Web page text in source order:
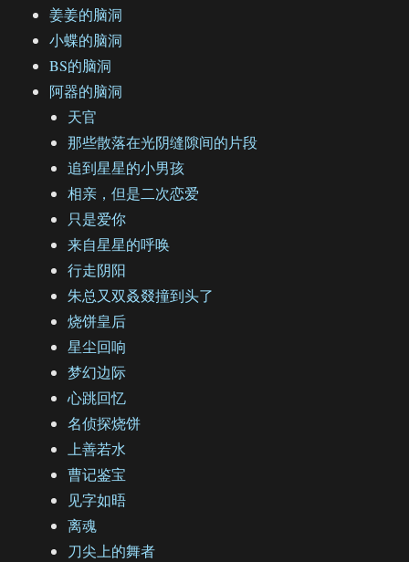
姜姜的脑洞
小蝶的脑洞
BS的脑洞
阿器的脑洞
天官
那些散落在光阴缝隙间的片段
追到星星的小男孩
相亲，但是二次恋爱
只是爱你
来自星星的呼唤
行走阴阳
朱总又双叒叕撞到头了
烧饼皇后
星尘回响
梦幻边际
心跳回忆
名侦探烧饼
上善若水
曹记鉴宝
见字如晤
离魂
刀尖上的舞者